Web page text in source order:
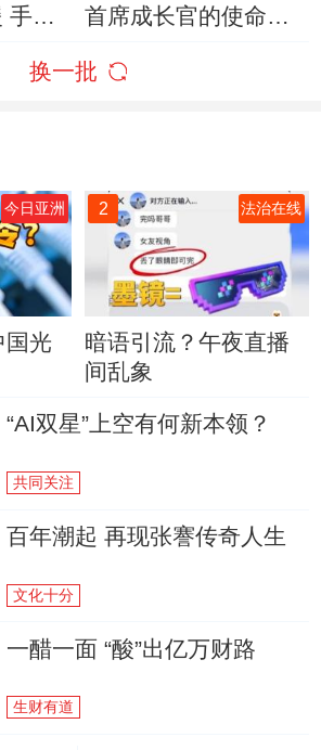
机
首席成长官的使命
换一批
今日亚洲
国光
2 法治在线
暗语引流？午夜直播
间乱象
“AI双星”上空有何新本领？
共同关注
百年潮起 再现张謇传奇人生
文化十分
一醋一面 “酸”出亿万财路
生财有道